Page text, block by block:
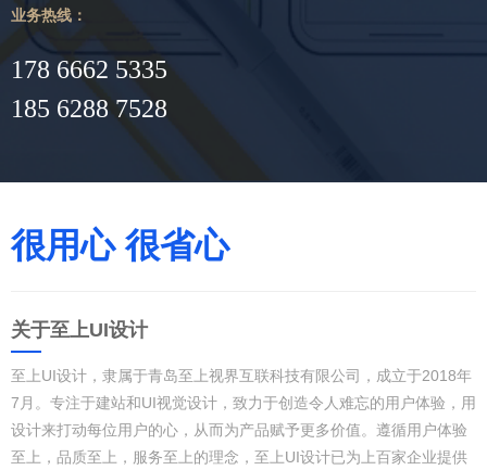
业务热线：
178 6662 5335
185 6288 7528
很用心 很省心
关于至上UI设计
至上UI设计，隶属于青岛至上视界互联科技有限公司，成立于2018年
7月。专注于建站和UI视觉设计，致力于创造令人难忘的用户体验，用
设计来打动每位用户的心，从而为产品赋予更多价值。遵循用户体验
至上，品质至上，服务至上的理念，至上UI设计已为上百家企业提供